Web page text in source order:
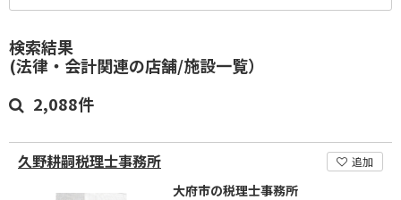
検索結果
(法律・会計関連の店舗/施設一覧）
2,088件
久野耕嗣税理士事務所 追加
大府市の税理士事務所